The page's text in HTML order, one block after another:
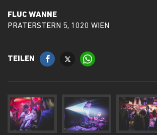
FLUC WANNE
PRATERSTERN 5, 1020 WIEN
TEILEN